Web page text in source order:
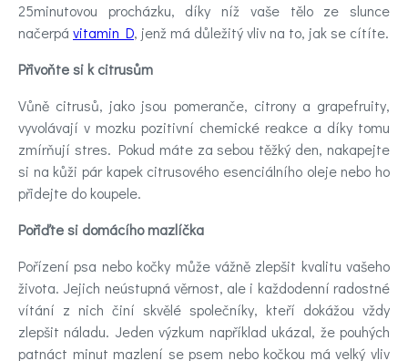
25minutovou procházku, díky níž vaše tělo ze slunce
načerpá vitamin D, jenž má důležitý vliv na to, jak se cítíte.
Přivoňte si k citrusům
Vůně citrusů, jako jsou pomeranče, citrony a grapefruity,
vyvolávají v mozku pozitivní chemické reakce a díky tomu
zmírňují stres. Pokud máte za sebou těžký den, nakapejte
si na kůži pár kapek citrusového esenciálního oleje nebo ho
přidejte do koupele.
Pořiďte si domácího mazlíčka
Pořízení psa nebo kočky může vážně zlepšit kvalitu vašeho
života. Jejich neústupná věrnost, ale i každodenní radostné
vítání z nich činí skvělé společníky, kteří dokážou vždy
zlepšit náladu. Jeden výzkum například ukázal, že pouhých
patnáct minut mazlení se psem nebo kočkou má velký vliv